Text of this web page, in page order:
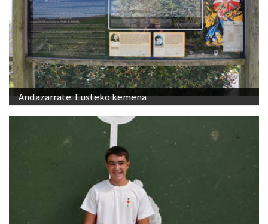
Andazarrate: Eusteko kemena